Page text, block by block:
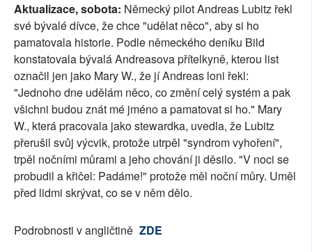
Aktualizace, sobota: Německý pilot Andreas Lubitz řekl
své bývalé dívce, že chce "udělat něco", aby si ho
pamatovala historie. Podle německého deníku Bild
konstatovala bývalá Andreasova přítelkyně, kterou list
označil jen jako Mary W., že jí Andreas loni řekl:
"Jednoho dne udělám něco, co změní celý systém a pak
všichni budou znát mé jméno a pamatovat si ho." Mary
W., která pracovala jako stewardka, uvedla, že Lubitz
přerušil svůj výcvik, protože utrpěl "syndrom vyhoření",
trpěl nočními můrami a jeho chování ji děsilo. "V noci se
probudil a křičel: Padáme!" protože měl noční můry. Uměl
před lidmi skrývat, co se v něm dělo.
Podrobnosti v angličtině ZDE